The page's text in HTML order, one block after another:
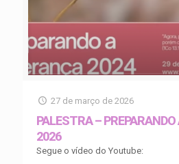
27 de março de 2026
PALESTRA –
2026
Segue o vídeo do Youtube: